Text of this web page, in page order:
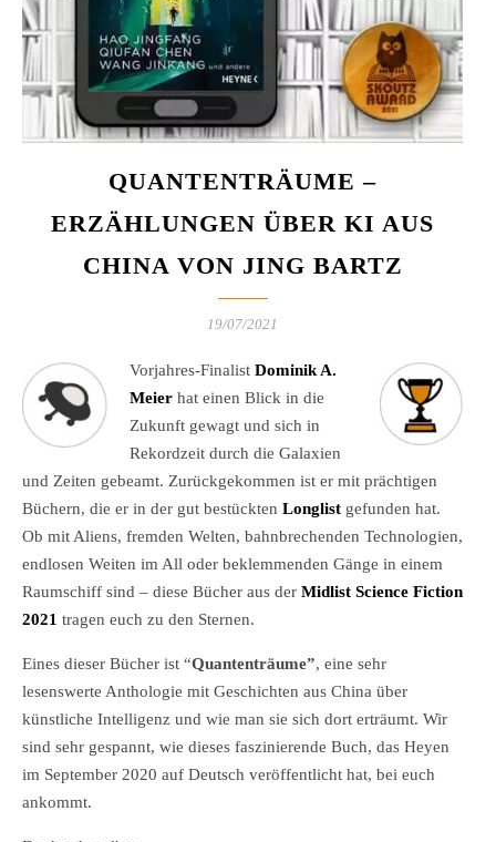
QUANTENTRÄUME –
ERZÄHLUNGEN ÜBER KI AUS
CHINA VON JING BARTZ
19/07/2021
Vorjahres-Finalist Dominik A.
Meier hat einen Blick in die
Zukunft gewagt und sich in
Rekordzeit durch die Galaxien
und Zeiten gebeamt. Zurückgekommen ist er mit prächtigen
Büchern, die er in der gut bestückten Longlist gefunden hat.
Ob mit Aliens, fremden Welten, bahnbrechenden Technologien,
endlosen Weiten im All oder beklemmenden Gänge in einem
Raumschiff sind – diese Bücher aus der Midlist Science Fiction
2021 tragen euch zu den Sternen.
Eines dieser Bücher ist “Quantenträume”, eine sehr
lesenswerte Anthologie mit Geschichten aus China über
künstliche Intelligenz und wie man sie sich dort erträumt. Wir
sind sehr gespannt, wie dieses faszinierende Buch, das Heyen
im September 2020 auf Deutsch veröffentlicht hat, bei euch
ankommt.